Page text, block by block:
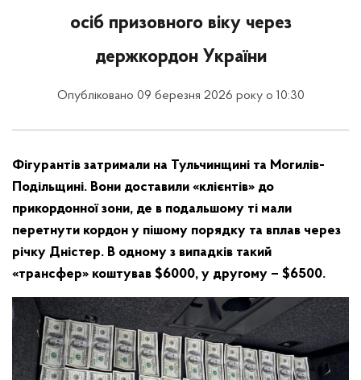
осіб призовного віку через
держкордон України
Опубліковано 09 березня 2026 року о 10:30
Фігурантів затримали на Тульчинщині та Могилів-
Подільщині. Вони доставили «клієнтів» до
прикордонної зони, де в подальшому ті мали
перетнути кордон у пішому порядку та вплав через
річку Дністер. В одному з випадків такий
«трансфер» коштував $6000, у другому – $6500.